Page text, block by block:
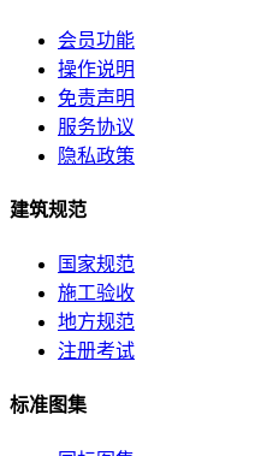
会员功能
操作说明
免责声明
服务协议
隐私政策
建筑规范
国家规范
施工验收
地方规范
注册考试
标准图集